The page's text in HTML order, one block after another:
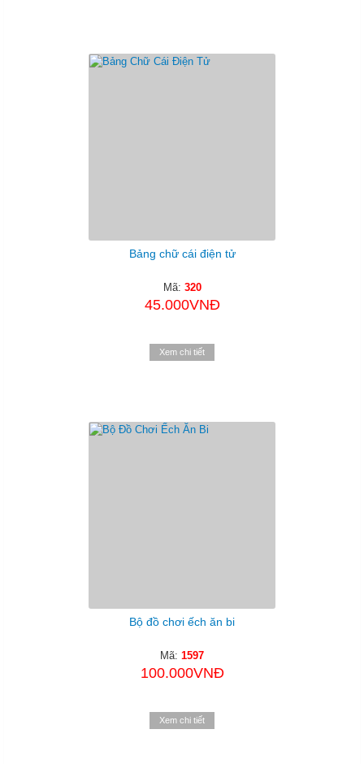
Bảng chữ cái điện tử
Mã: 320
45.000VNĐ
Xem chi tiết
Bộ đồ chơi ếch ăn bi
Mã: 1597
100.000VNĐ
Xem chi tiết